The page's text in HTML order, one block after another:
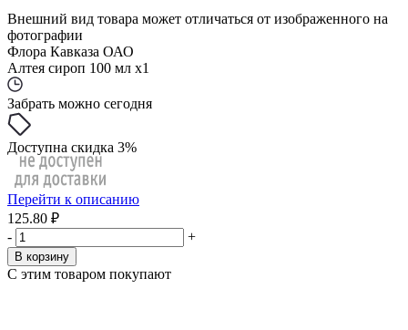
Внешний вид товара может отличаться от изображенного на
фотографии
Флора Кавказа ОАО
Алтея сироп 100 мл x1
Забрать можно сегодня
Доступна скидка 3%
Перейти к описанию
125.80 ₽
-
+
В корзину
С этим товаром покупают